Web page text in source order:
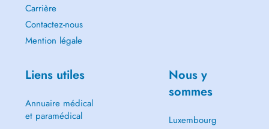
Carrière
Contactez-nous
Mention légale
Liens utiles
Annuaire médical
et paramédical
Nous y
sommes
Luxembourg